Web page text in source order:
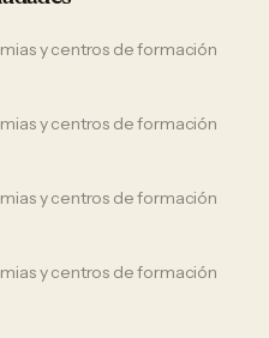
y centros de formación
y centros de formación
y centros de formación
y centros de formación